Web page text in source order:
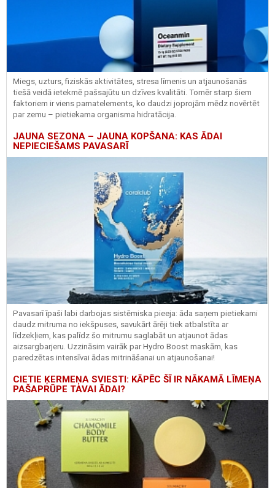
Miegs, uzturs, fiziskās aktivitātes, stresa līmenis un atjaunošanās
tiešā veidā ietekmē pašsajūtu un dzīves kvalitāti. Tomēr starp šiem
faktoriem ir viens pamatelements, ko daudzi joprojām mēdz novērtēt
par zemu – pietiekama organisma hidratācija.
JAUNA SEZONA – JAUNA KOPŠANA: KAS ĀDAI
NEPIECIEŠAMS PAVASARĪ
Pavasarī īpaši labi darbojas sistēmiska pieeja: āda saņem pietiekami
daudz mitruma no iekšpuses, savukārt ārēji tiek atbalstīta ar
līdzekļiem, kas palīdz šo mitrumu saglabāt un atjaunot ādas
aizsargbarjeru. Uzzināsim vairāk parHydro Boost maskām, kas
paredzētas intensīvai ādas mitrināšanai un atjaunošanai!
CIETIE ĶERMEŅA SVIESTI: KĀPĒC ŠĪ IR NĀKAMĀ LĪMEŅA
PAŠAPRŪPE TAVAI ĀDAI?